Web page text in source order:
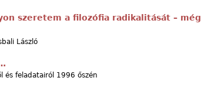
szeretem a filozófia radikalitását – még
László
és feladatairól 1996 őszén